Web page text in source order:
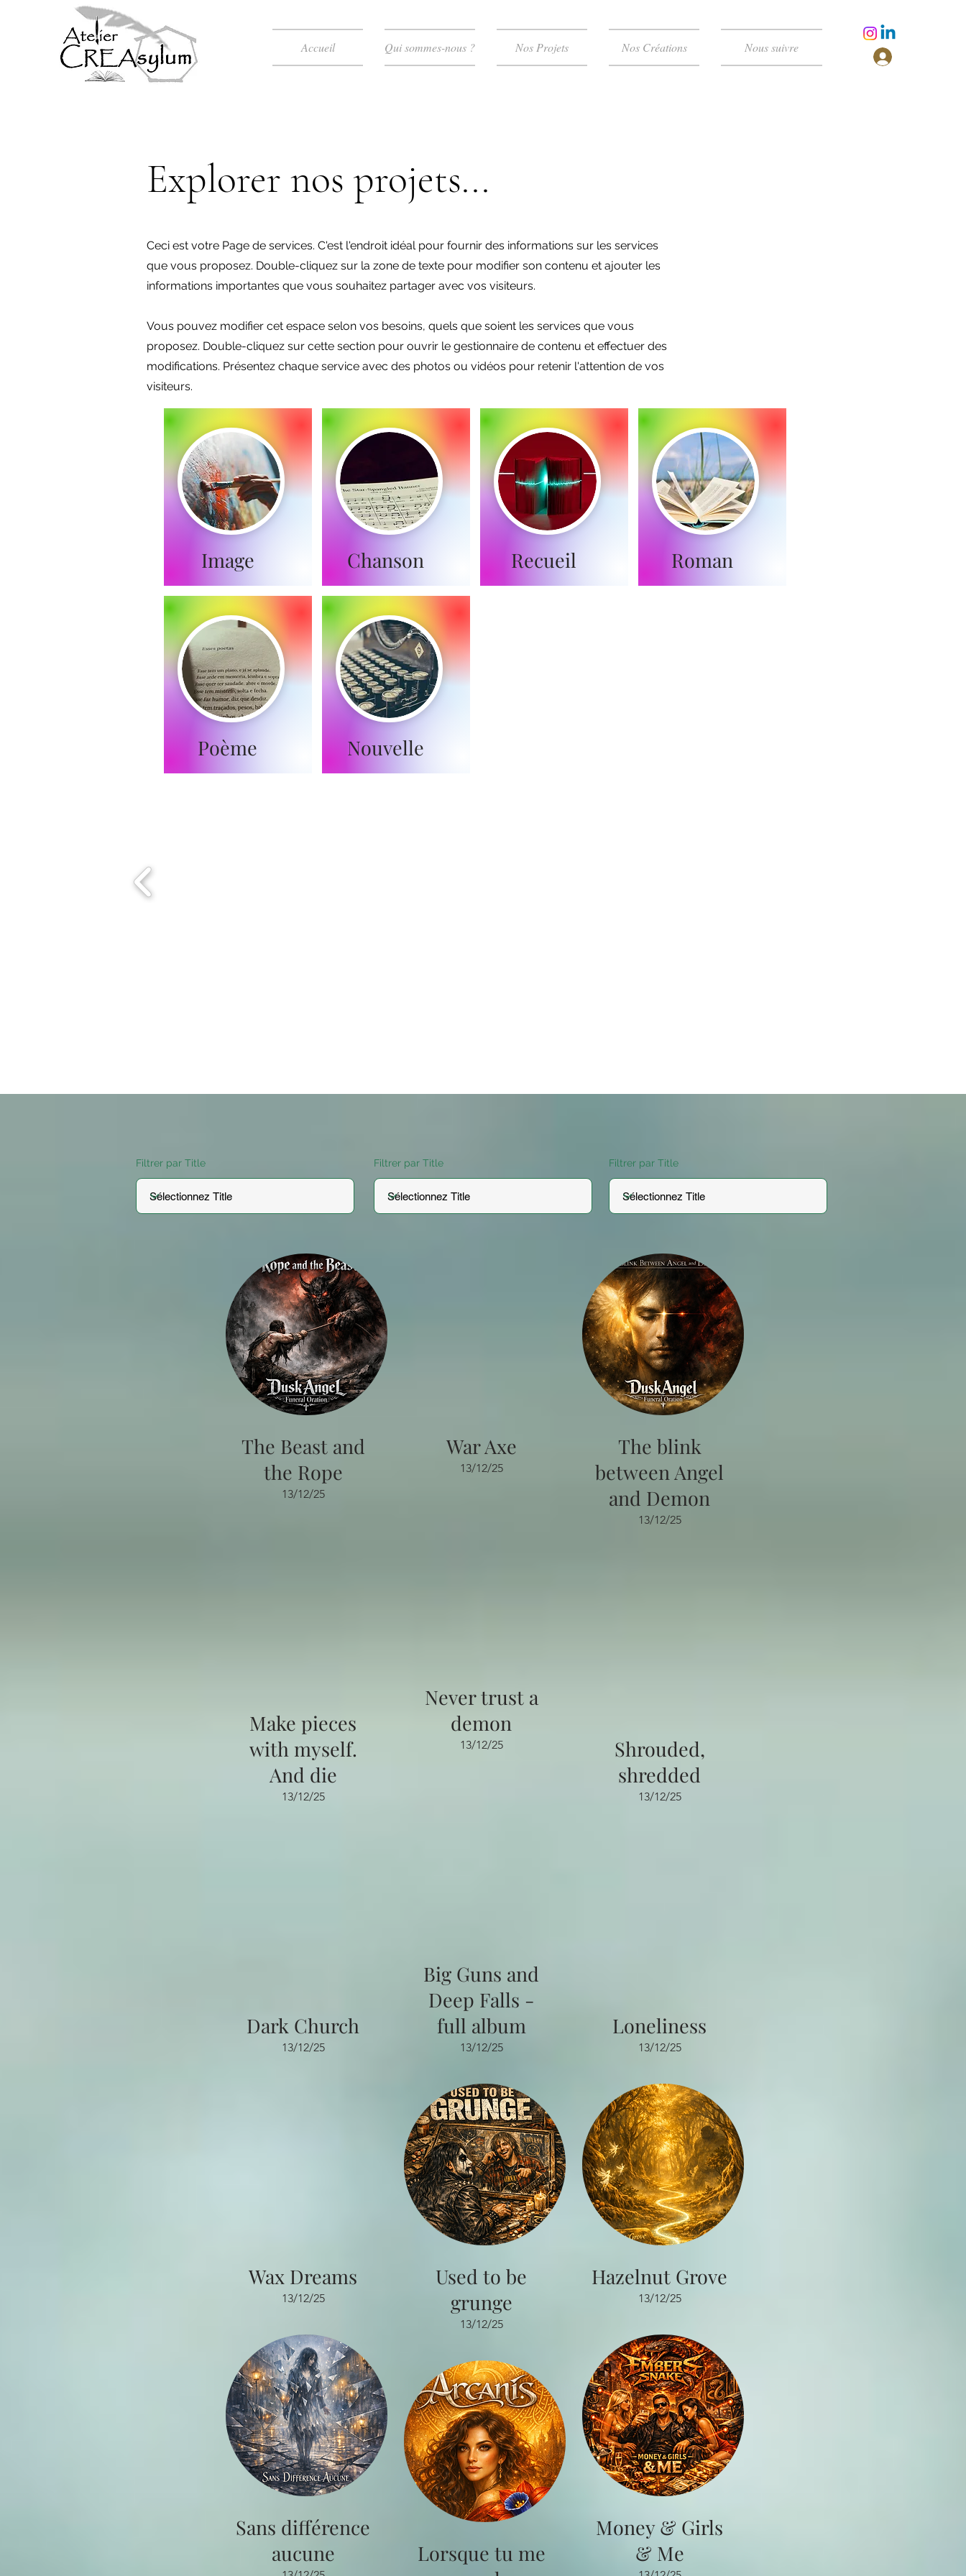
Accueil Qui sommes-nous ? Nos Projets Nos Créations Nous suivre
Explorer nos projets...
Ceci est votre Page de services. C'est l'endroit idéal pour fournir des informations sur les services
que vous proposez. Double-cliquez sur la zone de texte pour modifier son contenu et ajouter les
informations importantes que vous souhaitez partager avec vos visiteurs.
Vous pouvez modifier cet espace selon vos besoins, quels que soient les services que vous
proposez. Double-cliquez sur cette section pour ouvrir le gestionnaire de contenu et effectuer des
modifications. Présentez chaque service avec des photos ou vidéos pour retenir l'attention de vos
visiteurs.
Image
Poème
Chanson
Nouvelle
Recueil Roman
Filtrer par Title Filtrer par Title Filtrer par Title
The Beast and
the Rope
13/12/25
Make pieces
with myself.
And die
13/12/25
Dark Church
13/12/25
Wax Dreams
13/12/25
Sans différence
aucune
War Axe
13/12/25
Never trust a
demon
13/12/25
Big Guns and
Deep Falls -
full album
13/12/25
Used to be
grunge
13/12/25
Lorsque tu me
The blink
between Angel
and Demon
13/12/25
Shrouded,
shredded
13/12/25
Loneliness
13/12/25
Hazelnut Grove
13/12/25
Money & Girls
& Me